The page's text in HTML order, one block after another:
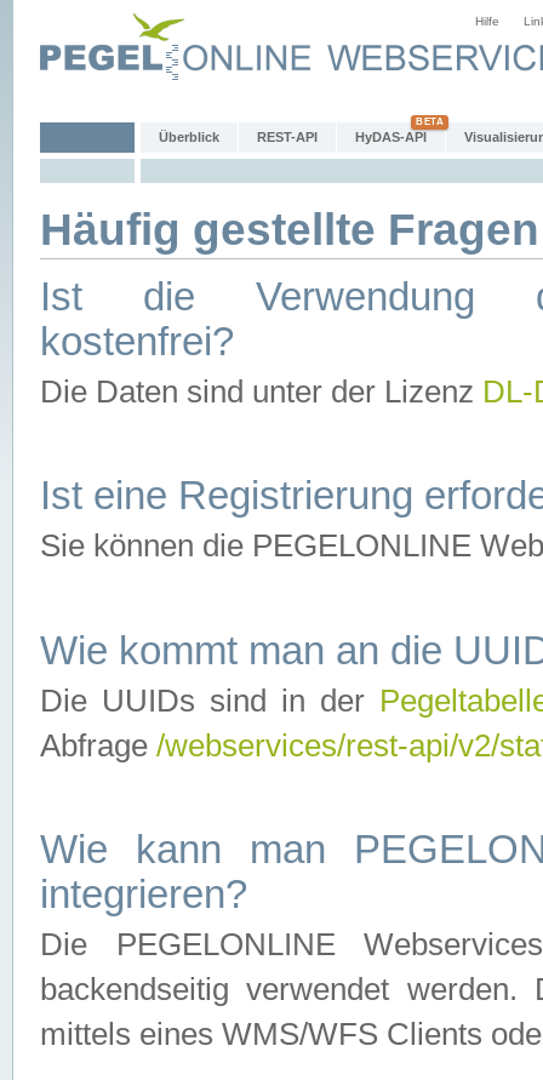
Hilfe
Überblick REST-API HyDAS-API
Häufig gestellte
Ist die Verwendung
kostenfrei?
Die Daten sind unter der Lizenz
Ist eine Registrierung
Sie können die PEGELONLINE
Wie kommt man an die
Die UUIDs sind in der
Abfrage /webservices/rest-api/v2/
Wie kann man
integrieren?
Die PEGELONLINE
backendseitig verwendet
mittels eines WMS/WFS Clients